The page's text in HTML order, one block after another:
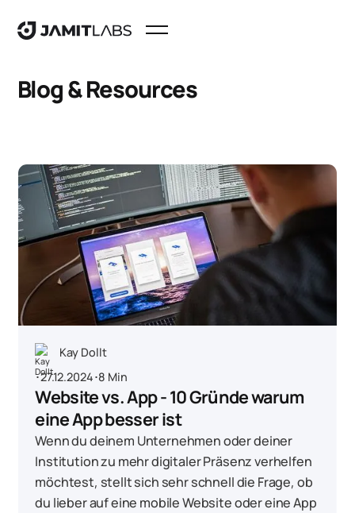
Blog & Resources
Kay Dollt
･27.12.2024･8 Min
Website vs. App - 10 Gründe warum
eine App besser ist
Wenn du deinem Unternehmen oder deiner
Institution zu mehr digitaler Präsenz verhelfen
möchtest, stellt sich sehr schnell die Frage, ob
du lieber auf eine mobile Website oder eine App